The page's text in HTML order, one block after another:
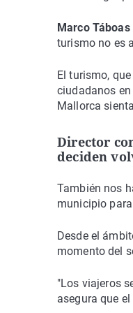
Marco
turismo no es
El turismo,
ciudadanos
Mallorca
Director
deciden
También nos
municipio
Desde el
momento del
"Los viajeros
asegura que